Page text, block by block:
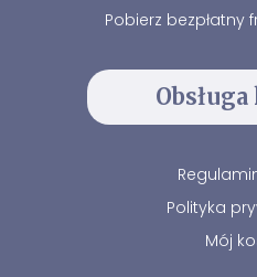
Pobierz
Polityka
Mój